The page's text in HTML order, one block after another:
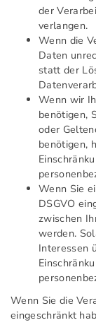
der
verlangen.
Wenn die
Daten
statt der
Wenn wir
benötigen,
oder
benötigen,
Wenn Sie
DSGVO
zwischen
werden.
Interessen
Wenn Sie die
eingeschränkt